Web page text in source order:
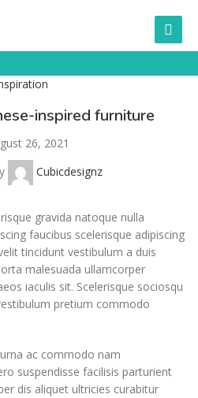
inspired furniture
26, 2021
Cubicdesignz
gravida natoque nulla
faucibus scelerisque adipiscing
tincidunt vestibulum a duis
malesuada ullamcorper
iaculis sit. Scelerisque sociosqu
pretium commodo
ac commodo nam
suspendisse facilisis parturient
dis aliquet ultricies curabitur